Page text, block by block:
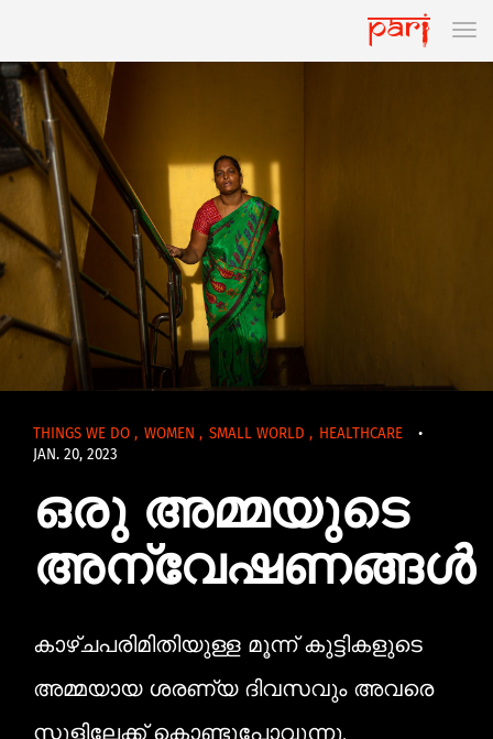
THINGS WE DO , WOMEN , SMALL WORLD , HEALTHCARE
•
JAN. 20, 2023
ഒരു അമ്മയുടെ
അന്വേഷണങ്ങൾ
കാഴ്ചപരിമിതിയുള്ള മൂന്ന് കുട്ടികളുടെ
അമ്മയായ ശരണ്യ ദിവസവും അവരെ
സ്കൂളിലേക്ക് കൊണ്ടുപോവുന്നു.